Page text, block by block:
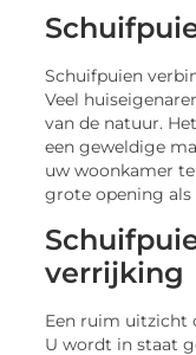
Schuifpuien
Veel
van de natuur.
een geweldige
uw woonkamer
grote opening
verrijking
Een ruim uitzicht
U wordt in staat